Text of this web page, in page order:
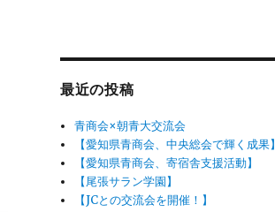
最近の投稿
青商会×朝青大交流会
【愛知県青商会、中央総会で輝く成果】
【愛知県青商会、寄宿舎支援活動】
【尾張サラン学園】
【JCとの交流会を開催！】